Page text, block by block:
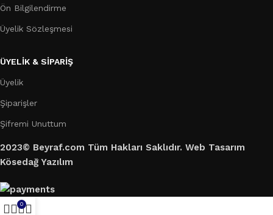
Ön Bilgilendirme
Üyelik Sözleşmesi
ÜYELİK & SİPARİŞ
Üyelik
Şiparişler
Şifremi Unuttum
2023© Beyraf.com Tüm Hakları Saklıdır. Web Tasarım
Kösedağ Yazılım
0